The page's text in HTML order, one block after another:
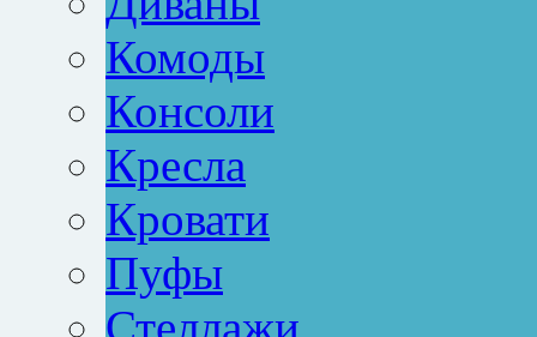
Комоды
Консоли
Кресла
Кровати
Пуфы